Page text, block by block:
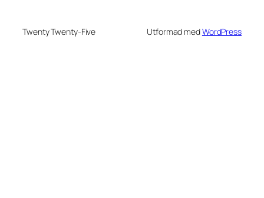
Twenty Twenty-Five Utformad medWordPress